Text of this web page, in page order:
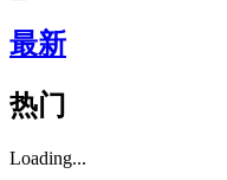
最新
热门
Loading...